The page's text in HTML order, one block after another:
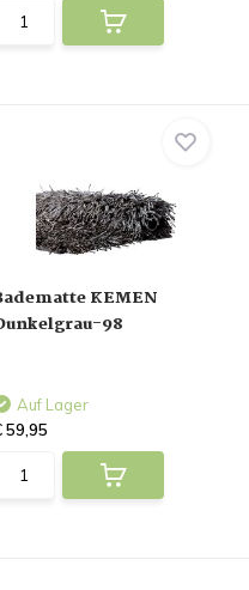
KEMEN
98
Auf Lager
59,95